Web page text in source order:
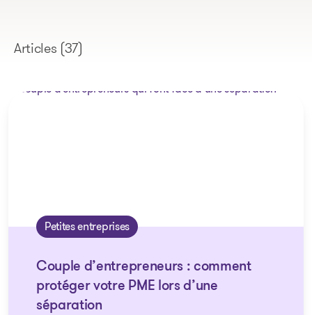
Articles (37)
Petites entreprises
Couple d’entrepreneurs : comment
protéger votre PME lors d’une
séparation